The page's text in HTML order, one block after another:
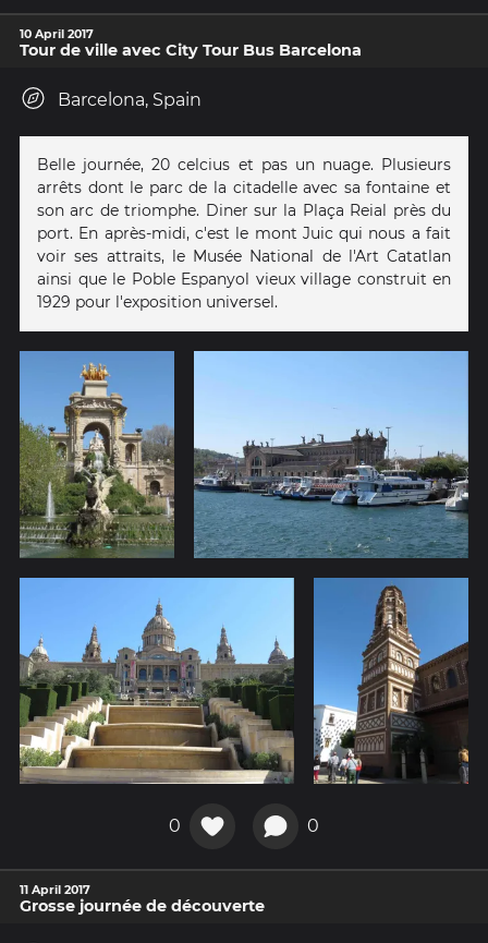
10 April 2017
Tour de ville avec City Tour Bus Barcelona
Barcelona, Spain
Belle journée, 20 celcius et pas un nuage. Plusieurs
arrêts dont le parc de la citadelle avec sa fontaine et
son arc de triomphe. Diner sur la Plaça Reial près du
port. En après-midi, c'est le mont Juic qui nous a fait
voir ses attraits, le Musée National de l'Art Catatlan
ainsi que le Poble Espanyol vieux village construit en
1929 pour l'exposition universel.
0 0
11 April 2017
Grosse journée de découverte